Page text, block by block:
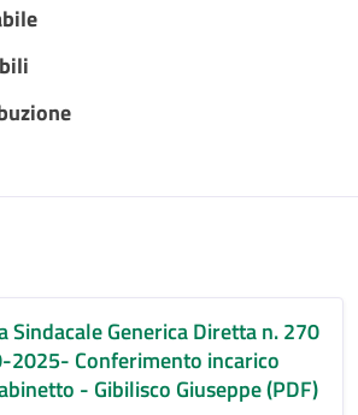
Sindacale Generica Diretta n. 270
2025- Conferimento incarico
- Gibilisco Giuseppe (PDF)